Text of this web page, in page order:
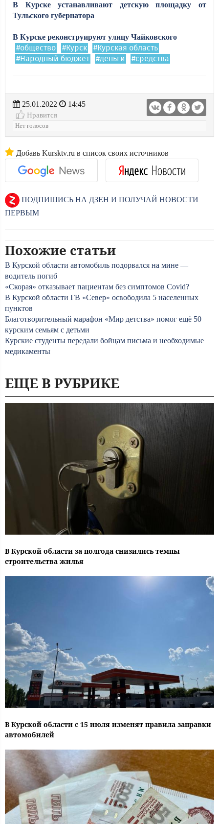
В Курске устанавливают детскую площадку от
Тульского губернатора
В Курске реконструируют улицу Чайковского
#общество #Курск
#Курская область
#Народный бюджет
#деньги #средства
25.01.2022
14:45
Нравится
Нет голосов
Добавь Kursktv.ru в список своих источников
ПОДПИШИСЬ НА ДЗЕН И ПОЛУЧАЙ НОВОСТИ
ПЕРВЫМ
Похожие статьи
В Курской области автомобиль подорвался на мине —
водитель погиб
«Скорая» отказывает пациентам без симптомов Covid?
В Курской области ГВ «Север» освободила 5 населенных
пунктов
Благотворительный марафон «Мир детства» помог ещё 50
курским семьям с детьми
Курские студенты передали бойцам письма и необходимые
медикаменты
ЕЩЕ В РУБРИКЕ
В Курской области за полгода снизились темпы
строительства жилья
В Курской области с 15 июля изменят правила заправки
автомобилей